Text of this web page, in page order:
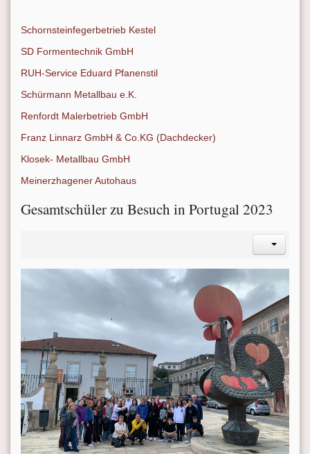
Schornsteinfegerbetrieb Kestel
SD Formentechnik GmbH
RUH-Service Eduard Pfanenstil
Schürmann Metallbau e.K.
Renfordt Malerbetrieb GmbH
Franz Linnarz GmbH & Co.KG (Dachdecker)
Klosek- Metallbau GmbH
Meinerzhagener Autohaus
Gesamtschüler zu Besuch in Portugal 2023